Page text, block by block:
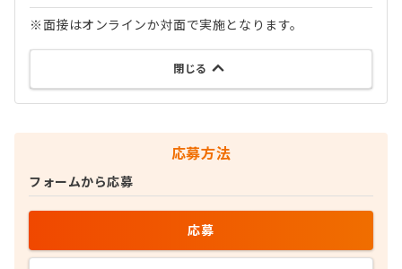
※面接はオンラインか対面で実施となります。
閉じる
応募方法
フォームから応募
応募